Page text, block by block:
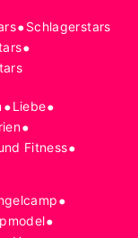
•Schlagerstars
•
•Liebe•
•
Fitness•
•
•